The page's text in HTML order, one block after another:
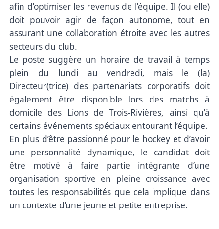
afin d’optimiser les revenus de l’équipe. Il (ou elle)
doit pouvoir agir de façon autonome, tout en
assurant une collaboration étroite avec les autres
secteurs du club.
Le poste suggère un horaire de travail à temps
plein du lundi au vendredi, mais le (la)
Directeur(trice) des partenariats corporatifs doit
également être disponible lors des matchs à
domicile des Lions de Trois-Rivières, ainsi qu’à
certains événements spéciaux entourant l’équipe.
En plus d’être passionné pour le hockey et d’avoir
une personnalité dynamique, le candidat doit
être motivé à faire partie intégrante d’une
organisation sportive en pleine croissance avec
toutes les responsabilités que cela implique dans
un contexte d’une jeune et petite entreprise.